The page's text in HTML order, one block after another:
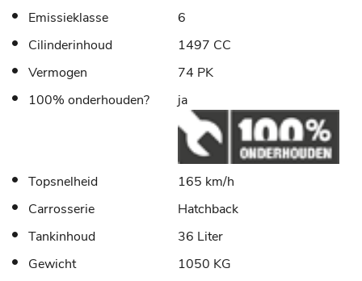
Emissieklasse
6
Cilinderinhoud
1497 CC
Vermogen
74 PK
100% onderhouden?
ja
Topsnelheid
165 km/h
Carrosserie
Hatchback
Tankinhoud
36 Liter
Gewicht
1050 KG